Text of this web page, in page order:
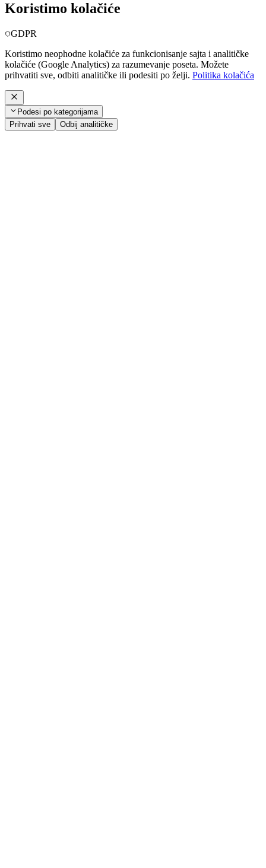
Koristimo kolačiće
GDPR
Koristimo neophodne kolačiće za funkcionisanje sajta i analitičke
kolačiće (Google Analytics) za razumevanje poseta. Možete
prihvatiti sve, odbiti analitičke ili podesiti po želji. Politika kolačića
Podesi po kategorijama
Prihvati sve
Odbij analitičke